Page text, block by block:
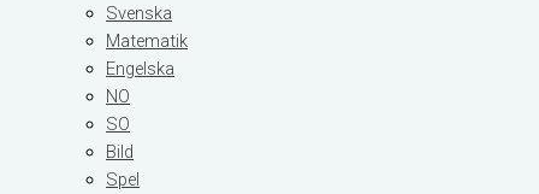
Svenska
Matematik
Engelska
NO
SO
Bild
Spel